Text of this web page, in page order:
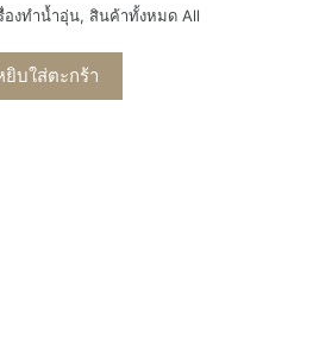
องทำน้ำอุ่น, สินค้าทั้งหมด All
ยิบใส่ตะกร้า